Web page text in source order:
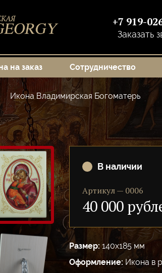
+7 919-
Заказать
на заказ Сотрудничество
Икона Владимирская Богоматерь
В наличии
Артикул — 0006
40 000
Размер: 140х185 мм
Оформление: Икона в